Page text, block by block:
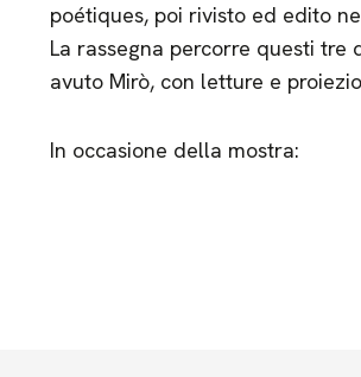
poétiques, poi rivisto ed edito
La rassegna percorre questi
avuto Mirò, con letture e
In occasione della mostra: